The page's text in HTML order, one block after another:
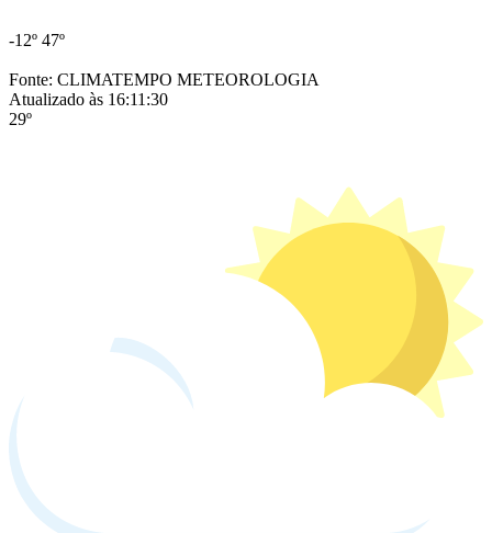
-12º 47º
Fonte: CLIMATEMPO METEOROLOGIA
Atualizado às 16:11:30
29º